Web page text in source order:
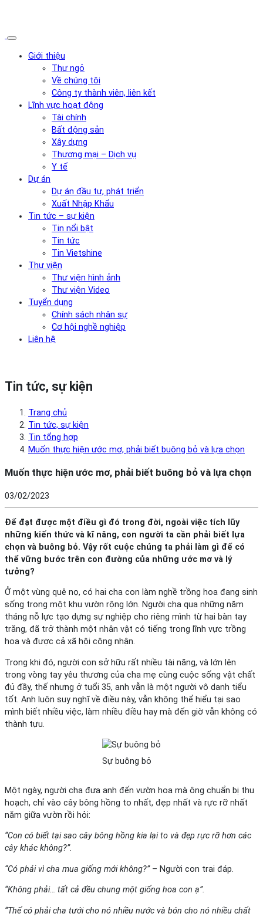
Giới thiệu
Thư ngỏ
Về chúng tôi
Công ty thành viên, liên kết
Lĩnh vực hoạt động
Tài chính
Bất động sản
Xây dựng
Thương mại – Dịch vụ
Y tế
Dự án
Dự án đầu tư, phát triển
Xuất Nhập Khẩu
Tin tức – sự kiện
Tin nổi bật
Tin tức
Tin Vietshine
Thư viện
Thư viện hình ảnh
Thư viện Video
Tuyển dụng
Chính sách nhân sự
Cơ hội nghề nghiệp
Liên hệ
Tin tức, sự kiện
Trang chủ
Tin tức, sự kiện
Tin tổng hợp
Muốn thực hiện ước mơ, phải biết buông bỏ và lựa chọn
Muốn thực hiện ước mơ, phải biết buông bỏ và lựa chọn
03/02/2023
Để đạt được một điều gì đó trong đời, ngoài việc tích lũy
những kiến thức và kĩ năng, con người ta cần phải biết lựa
chọn và buông bỏ. Vậy rốt cuộc chúng ta phải làm gì để có
thể vững bước trên con đường của những ước mơ và lý
tưởng?
Ở một vùng quê nọ, có hai cha con làm nghề trồng hoa đang sinh
sống trong một khu vườn rộng lớn. Người cha qua những năm
tháng nỗ lực tạo dựng sự nghiệp cho riêng mình từ hai bàn tay
trắng, đã trở thành một nhân vật có tiếng trong lĩnh vực trồng
hoa và được cả xã hội công nhận.
Trong khi đó, người con sở hữu rất nhiều tài năng, và lớn lên
trong vòng tay yêu thương của cha mẹ cùng cuộc sống vật chất
đủ đầy, thế nhưng ở tuổi 35, anh vẫn là một người vô danh tiểu
tốt. Anh luôn suy nghĩ về điều này, vẫn không thể hiểu tại sao
mình biết nhiều việc, làm nhiều điều hay mà đến giờ vẫn không có
thành tựu.
Sự buông bỏ
Một ngày, người cha đưa anh đến vườn hoa mà ông chuẩn bị thu
hoạch, chỉ vào cây bông hồng to nhất, đẹp nhất và rực rỡ nhất
nằm giữa vườn rồi hỏi:
“Con có biết tại sao cây bông hồng kia lại to và đẹp rực rỡ hơn các
cây khác không?”.
“Có phải vì cha mua giống mới không?”– Người con trai đáp.
“Không phải… tất cả đều chung một giống hoa con ạ”.
“Thế có phải cha tưới cho nó nhiều nước và bón cho nó nhiều chất